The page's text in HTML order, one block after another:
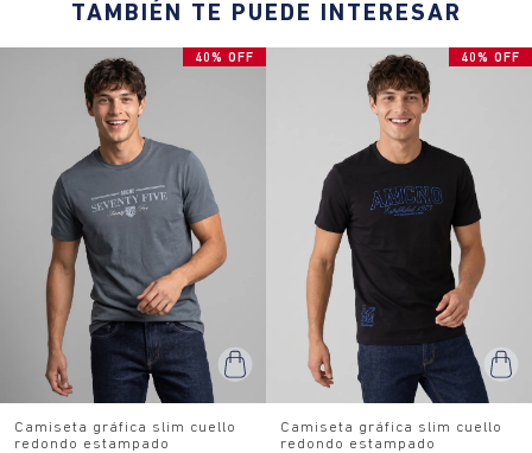
TAMBIÉN TE PUEDE INTERESAR
40% OFF
Camiseta gráfica slim cuello
redondo estampado
40% OFF
Camiseta gráfica slim cuello
redondo estampado